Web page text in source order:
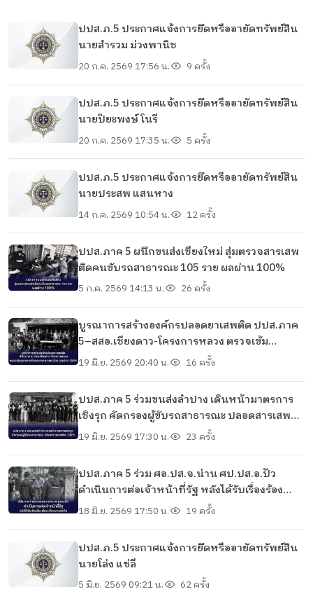
ปปส.ภ.5 ประกาศแจ้งการยึดหรืออายัดทรัพย์สิน
นายสำรวม ม่วงพานิช
20 ก.ค. 2569 17:56 น. 9 ครั้ง
ปปส.ภ.5 ประกาศแจ้งการยึดหรืออายัดทรัพย์สิน
นายปิยะพงษ์ โนรี
20 ก.ค. 2569 17:35 น. 5 ครั้ง
ปปส.ภ.5 ประกาศแจ้งการยึดหรืออายัดทรัพย์สิน
นายประสพ แสนหาง
14 ก.ค. 2569 10:54 น. 12 ครั้ง
ปปส.ภาค 5 ผนึกขนส่งเชียงใหม่ สุ่มตรวจสารเสพ
ติดคนขับรถสาธารณะ 105 ราย ผลผ่าน 100%
5 ก.ค. 2569 14:13 น. 26 ครั้ง
บูรณาการสร้างองค์กรปลอดยาเสพติด ปปส.ภาค
5–สสอ.เชียงดาว-โครงการหลวง ตรวจเข้ม
บุคลากรโครงการหลวงแกน้อย ผลผ่าน 100%
19 มิ.ย. 2569 20:40 น. 16 ครั้ง
ปปส.ภาค 5 ร่วมขนส่งลำปาง เดินหน้ามาตรการ
เชิงรุก คัดกรองผู้ขับรถสาธารณะ ปลอดสารเสพติด
100%
19 มิ.ย. 2569 17:30 น. 23 ครั้ง
ปปส.ภาค 5 ร่วม ศอ.ปส.จ.น่าน ศป.ปส.อ.ปัว
ดำเนินการต่อเจ้าหน้าที่รัฐ หลังได้รับเรื่องร้อง
เรียน เอี่ยวยาเสพติด
18 มิ.ย. 2569 17:50 น. 19 ครั้ง
ปปส.ภ.5 ประกาศแจ้งการยึดหรืออายัดทรัพย์สิน
นายโล่ง แซ่ลี
5 มิ.ย. 2569 09:21 น. 62 ครั้ง